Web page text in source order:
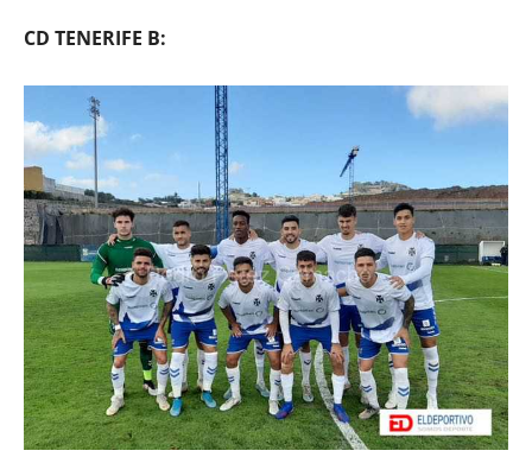
CD TENERIFE B: